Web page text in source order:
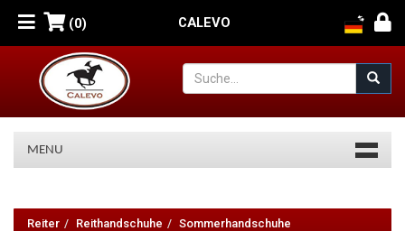
(0) CALEVO
MENU
Reiter Reithandschuhe
Sommerhandschuhe